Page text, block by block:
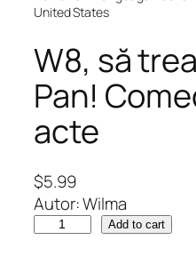
United States
W8, să
Pan!
acte
$5.99
Autor: Wilma
Add to cart